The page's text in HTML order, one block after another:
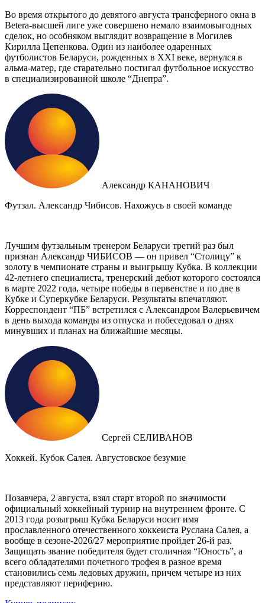
Во время открытого до девятого августа трансферного окна в
Betera-высшей лиге уже совершено немало взаимовыгодных
сделок, но особняком выглядит возвращение в Могилев
Кирилла Цепенкова. Один из наиболее одаренных
футболистов Беларуси, рожденных в XXI веке, вернулся в
альма-матер, где старательно постигал футбольное искусство
в специализированной школе “Днепра”.
Александр КАНАНОВИЧ
Футзал. Александр Чибисов. Нахожусь в своей команде
Лучшим футзальным тренером Беларуси третий раз был
признан Александр ЧИБИСОВ — он привел “Столицу” к
золоту в чемпионате страны и выигрышу Кубка. В коллекции
42-летнего специалиста, тренерский дебют которого состоялся
в марте 2022 года, четыре победы в первенстве и по две в
Кубке и Суперкубке Беларуси. Результаты впечатляют.
Корреспондент “ПБ” встретился с Александром Валерьевичем
в день выхода команды из отпуска и побеседовал о днях
минувших и планах на ближайшие месяцы.
Сергей СЕЛИВАНОВ
Хоккей. Кубок Салея. Августовское безумие
Позавчера, 2 августа, взял старт второй по значимости
официальный хоккейный турнир на внутреннем фронте. C
2013 года розыгрыш Кубка Беларуси носит имя
прославленного отечественного хоккеиста Руслана Салея, а
вообще в сезоне-2026/27 мероприятие пройдет 26-й раз.
Защищать звание победителя будет столичная “Юность”, а
всего обладателями почетного трофея в разное время
становились семь ледовых дружин, причем четыре из них
представляют периферию.